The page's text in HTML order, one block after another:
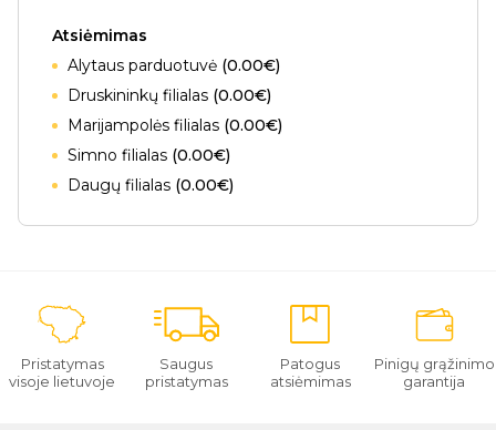
Atsiėmimas
Alytaus parduotuvė (0.00€)
Druskininkų filialas (0.00€)
Marijampolės filialas (0.00€)
Simno filialas (0.00€)
Daugų filialas (0.00€)
Pristatymas
visoje lietuvoje
Saugus
pristatymas
Patogus
atsiėmimas
Pinigų grąžinimo
garantija